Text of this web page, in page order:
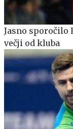
Jasno sporočilo
večji od kluba